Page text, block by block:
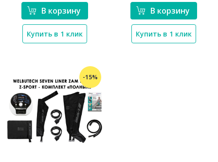
В корзину
Купить в 1 клик
В корзину
Купить в 1 клик
-15%